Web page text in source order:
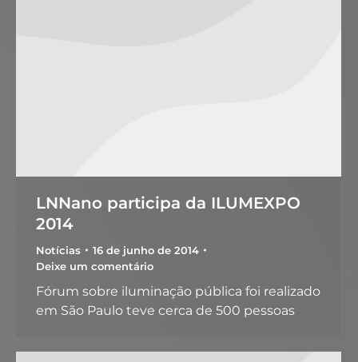
LNNano participa da ILUMEXPO
2014
Notícias
16 de junho de 2014
Deixe um comentário
Fórum sobre iluminação pública foi realizado
em São Paulo teve cerca de 500 pessoas